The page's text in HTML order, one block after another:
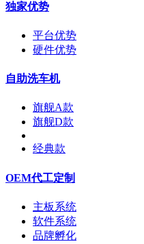
独家优势
平台优势
硬件优势
自助洗车机
旗舰A款
旗舰D款
经典款
OEM代工定制
主板系统
软件系统
品牌孵化